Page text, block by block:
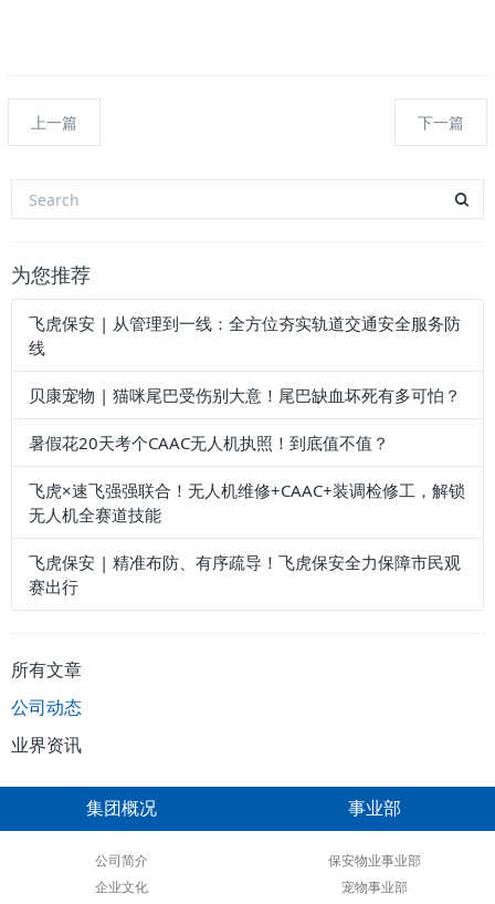
上一篇 下一篇
为您推荐
飞虎保安 | 从管理到一线：全方位夯实轨道交通安全服务防
线
贝康宠物 | 猫咪尾巴受伤别大意！尾巴缺血坏死有多可怕？
暑假花20天考个CAAC无人机执照！到底值不值？
飞虎×速飞强强联合！无人机维修+CAAC+装调检修工，解锁
无人机全赛道技能
飞虎保安 | 精准布防、有序疏导！飞虎保安全力保障市民观
赛出行
所有文章
公司动态
业界资讯
集团概况
公司简介
企业文化
事业部
保安物业事业部
宠物事业部